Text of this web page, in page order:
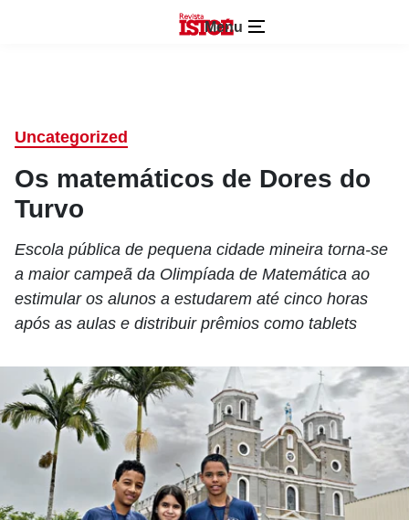
Menu
Uncategorized
Os matemáticos de Dores do
Turvo
Escola pública de pequena cidade mineira torna-se
a maior campeã da Olimpíada de Matemática ao
estimular os alunos a estudarem até cinco horas
após as aulas e distribuir prêmios como tablets